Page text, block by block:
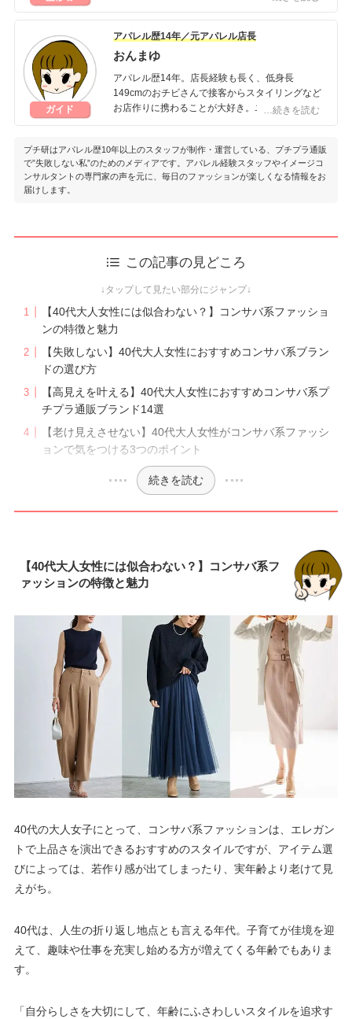
式会社スタイルクリエーション及び一般社団法人
高いファッションコンサルティングで、確実な美
とオシャレに導く。
【所有資格】
A・F・T 1級色彩コーディネーター(文部科学省認
定 色彩能力検定 1級)
東京商工会議所2級カラーコーディネーター
日本パーソナルカラー協会認定 パーソナルカラ
ーアドバイザー
日本パーソナルカラリスト協会 パーソナルカラ
国際カラーデザイン協会 カラーデザインマスタ
国際カラーデザイン協会 パーソナルスタイリス
準パーソナルヘアカラー診断士
株式会社スタイルクリエーション
川千惠
ガイド
アパレル歴14年／元アパレル店長
おんまゆ
アパレル歴14年。店長経験も長く、低身長
149cmのおチビさんで接客からスタイリングなど
お店作りに携わることが大好き。ユニクロ・GU
ど知識は幅広く、豆知識なら右に出るもの無し！
笑
…続きを読む
プチ研はアパレル歴10年以上のスタッフが制作・運営している、プチプラ通販
で”失敗しない私”のためのメディアです。アパレル経験スタッフやイメージコ
ンサルタントの専門家の声を元に、毎日のファッションが楽しくなる情報をお
届けします。
この記事の見どころ
【40代大人女性には似合わない？】コンサバ系ファッショ
ンの特徴と魅力
【失敗しない】40代大人女性におすすめコンサバ系ブラン
ドの選び方
【高見えを叶える】40代大人女性におすすめコンサバ系プ
チプラ通販ブランド14選
【老け見えさせない】40代大人女性がコンサバ系ファッシ
ョンで気をつける3つのポイント
続きを読む
【40代大人女性には似合わない？】コンサバ系フ
ァッションの特徴と魅力
40代の大人女子にとって、コンサバ系ファッションは、エレガン
トで上品さを演出できるおすすめのスタイルですが、アイテム選
びによっては、若作り感が出てしまったり、実年齢より老けて見
えがち。
40代は、人生の折り返し地点とも言える年代。子育てが佳境を迎
えて、趣味や仕事を充実し始める方が増えてくる年齢でもありま
す。
「自分らしさを大切にして、年齢にふさわしいスタイルを追求す